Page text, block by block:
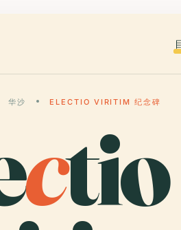
华沙 ELECTIO VIRITIM 纪念碑
ctio